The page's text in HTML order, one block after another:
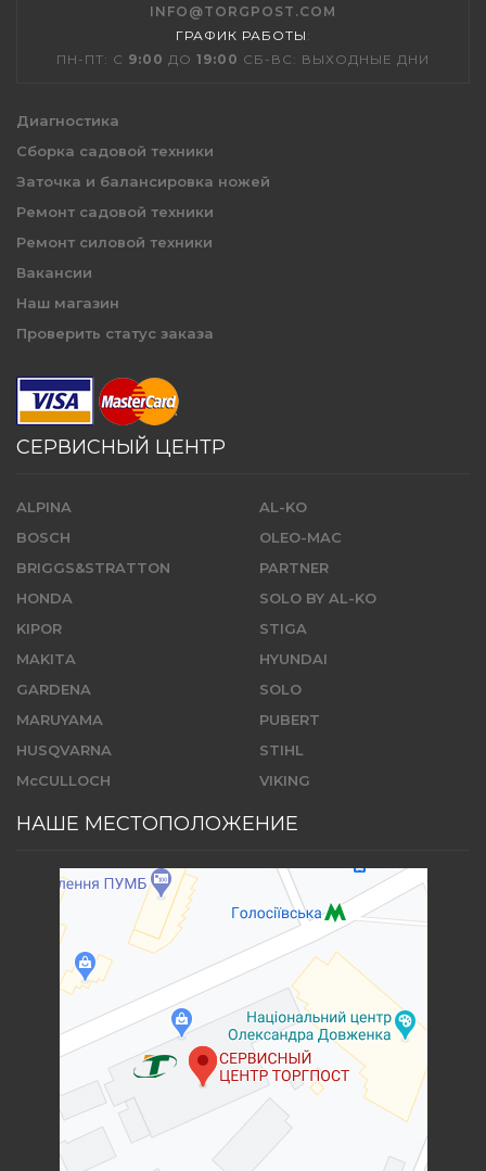
INFO@TORGPOST.COM
ГРАФИК РАБОТЫ :
ПН-ПТ: С 9:00 ДО 19:00 СБ-ВС: ВЫХОДНЫЕ ДНИ
Диагностика
Сборка садовой техники
Заточка и балансировка ножей
Ремонт садовой техники
Ремонт силовой техники
Вакансии
Наш магазин
Проверить статус заказа
СЕРВИСНЫЙ ЦЕНТР
ALPINA
BOSCH
BRIGGS&STRATTON
HONDA
KIPOR
MAKITA
GARDENA
MARUYAMA
HUSQVARNA
McCULLOCH
AL-KO
OLEO-MAC
PARTNER
SOLO BY AL-KO
STIGA
HYUNDAI
SOLO
PUBERT
STIHL
VIKING
НАШЕ МЕСТОПОЛОЖЕНИЕ